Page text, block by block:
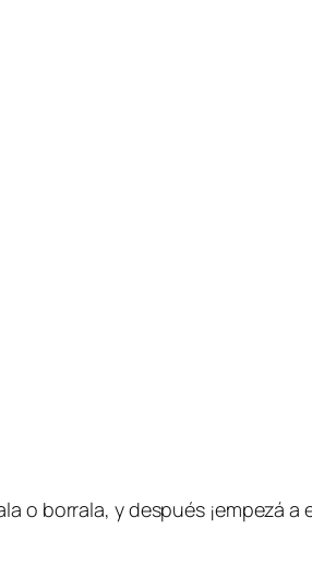
o borrala, y después ¡empezá a